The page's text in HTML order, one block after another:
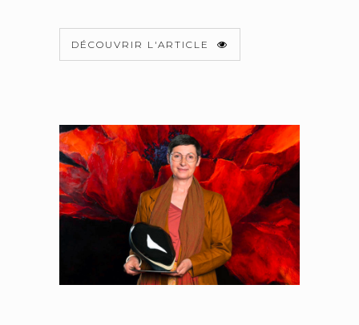
DÉCOUVRIR L'ARTICLE